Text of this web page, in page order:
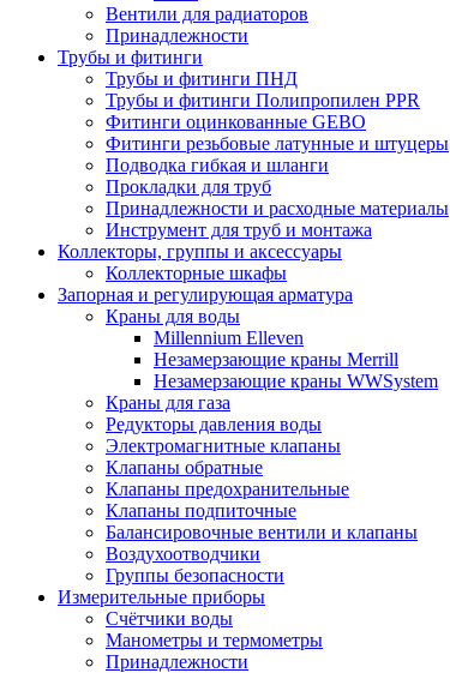
Вентили для радиаторов
Принадлежности
Трубы и фитинги
Трубы и фитинги ПНД
Трубы и фитинги Полипропилен PPR
Фитинги оцинкованные GEBO
Фитинги резьбовые латунные и штуцеры
Подводка гибкая и шланги
Прокладки для труб
Принадлежности и расходные материалы
Инструмент для труб и монтажа
Коллекторы, группы и аксессуары
Коллекторные шкафы
Запорная и регулирующая арматура
Краны для воды
Millennium Elleven
Незамерзающие краны Merrill
Незамерзающие краны WWSystem
Краны для газа
Редукторы давления воды
Электромагнитные клапаны
Клапаны обратные
Клапаны предохранительные
Клапаны подпиточные
Балансировочные вентили и клапаны
Воздухоотводчики
Группы безопасности
Измерительные приборы
Счётчики воды
Манометры и термометры
Принадлежности